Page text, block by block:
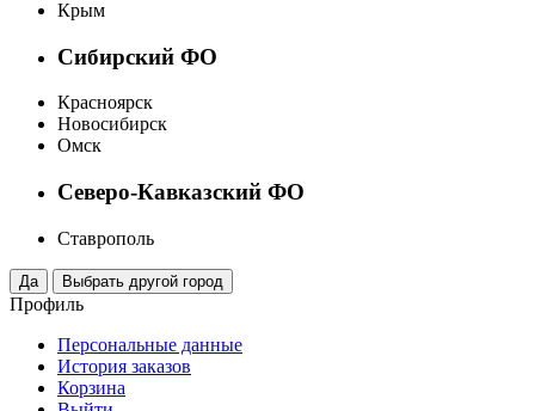
Крым
Сибирский ФО
Красноярск
Новосибирск
Омск
Северо-Кавказский ФО
Ставрополь
Профиль
Персональные данные
История заказов
Корзина